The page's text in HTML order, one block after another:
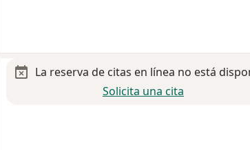
La reserva de citas en línea no está
Solicita una cita